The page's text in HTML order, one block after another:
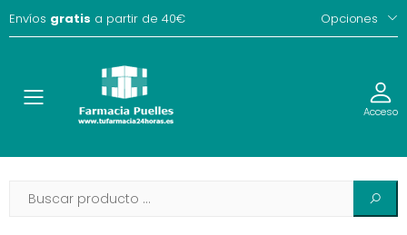
Envíos gratis a partir de 40€ Opciones
Toggle Acceso